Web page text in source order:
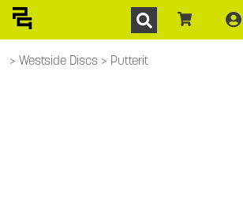
Westside Discs Putterit